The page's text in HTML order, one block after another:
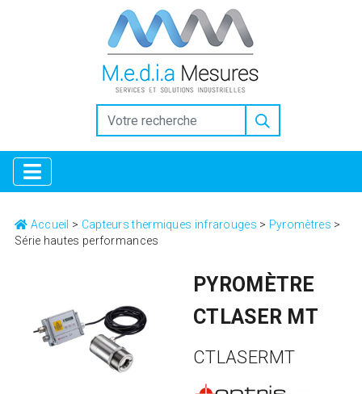
https://www.inkitt.com/SanfordShah
https://www.intensedebate.com/people/SanfordShah
Collectors Trust the Selection at Replica Factory
replica watches replicafactory official Horology for
Everyone: Breaking Down the Best Replica Watches
https://www.openlearning.com/u/sanfordshah-tbgzkf/
Replica Factory: Bridging the Gap in Luxury Horology
Replica Watches from Replica Factory are the Ultimate Style
Luxury Gifting With replica watches
Accueil > Capteurs thermiques infrarouges > Pyromètres >
Série hautes performances
PYROMÈTRE
CTLASER MT
CTLASERMT